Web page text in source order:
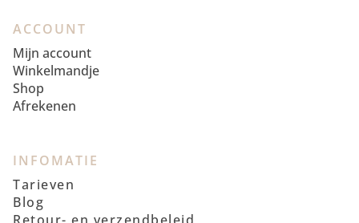
ACCOUNT
Mijn account
Winkelmandje
Shop
Afrekenen
INFOMATIE
Tarieven
Blog
Retour- en verzendbeleid